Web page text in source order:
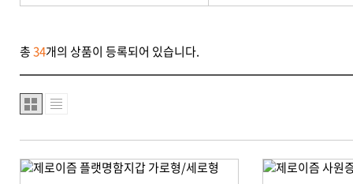
총34개의 상품이 등록되어 있습니다.